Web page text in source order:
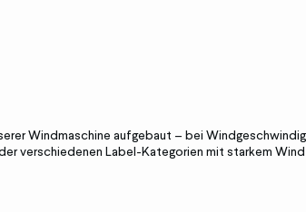
Windmaschine aufgebaut – bei
verschiedenen Label-Kategorien mit starkem Wind